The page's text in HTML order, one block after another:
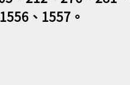
、1557。